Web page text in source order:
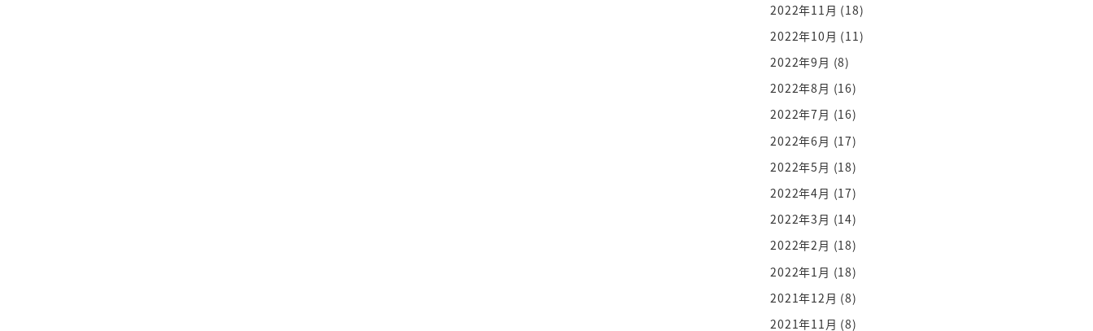
2022年11月 (18)
2022年10月 (11)
2022年9月 (8)
2022年8月 (16)
2022年7月 (16)
2022年6月 (17)
2022年5月 (18)
2022年4月 (17)
2022年3月 (14)
2022年2月 (18)
2022年1月 (18)
2021年12月 (8)
2021年11月 (8)